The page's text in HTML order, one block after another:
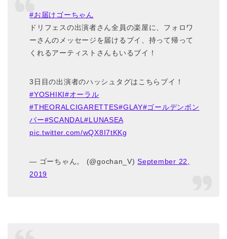
#お届けゴーちゃん
ドリフェスの出演者さん全員の楽屋に、フォロワ
ーさんのメッセージを届けるブイ、持って帰って
くれるアーティストさんもいるブイ！
3日目の出演者のハッシュタグはこちらブイ！
#YOSHIKI#オーラル
#THEORALCIGARETTES#GLAY#ゴールデンボン
バー#SCANDAL#LUNASEA
pic.twitter.com/wQX8I7tKKg
— ゴーちゃん。 (@gochan_V)September 22,
2019